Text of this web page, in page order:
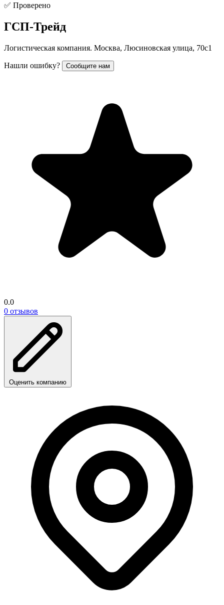
✅ Проверено
ГСП-Трейд
Логистическая компания. Москва, Люсиновская улица, 70с1
Нашли ошибку? Сообщите нам
0.0
0 отзывов
Оценить компанию